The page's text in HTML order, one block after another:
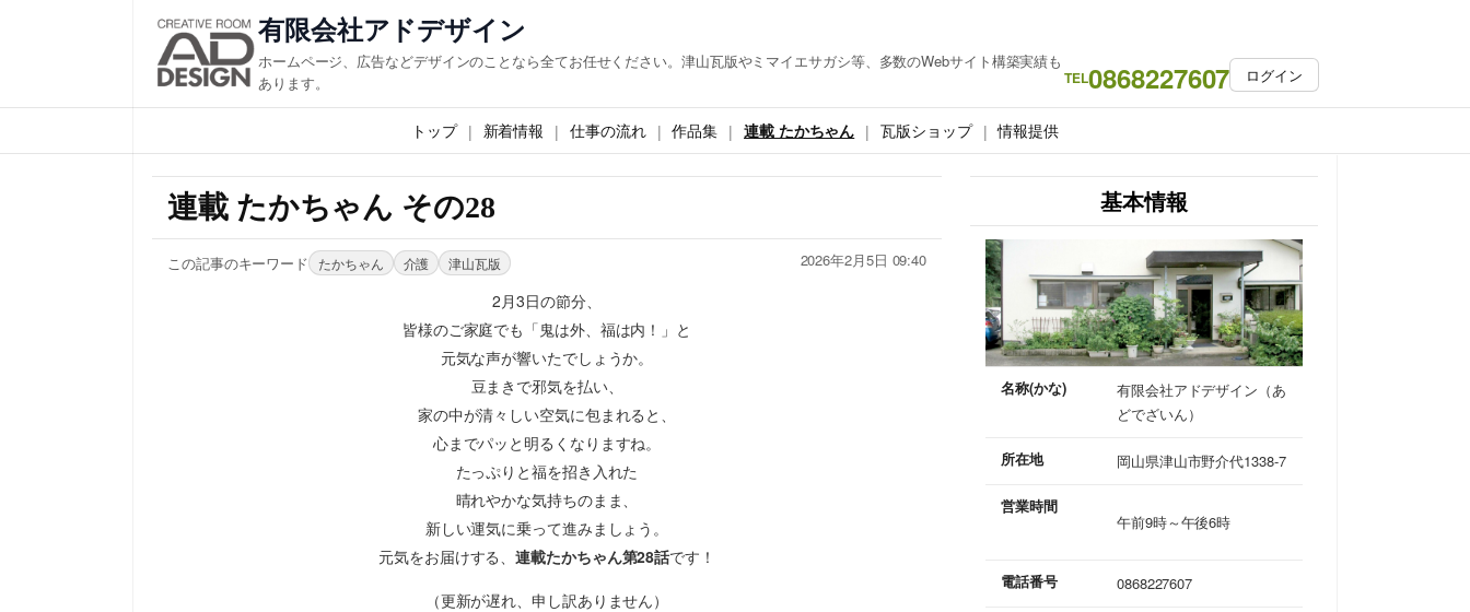
有限会社アドデザイン
ホームページ、広告などデザインのことなら全てお任せください。津山瓦版やミマイエサガシ等、多数のWebサイト構築実績も
あります。
TEL0868227607 ログイン
トップ 新着情報 仕事の流れ 作品集 連載 たかちゃん 瓦版ショップ 情報提供
連載 たかちゃん その28
この記事のキーワード たかちゃん 介護 津山瓦版 2026年2月5日 09:40
2月3日の節分、
皆様のご家庭でも「鬼は外、福は内！」と
元気な声が響いたでしょうか。
豆まきで邪気を払い、
家の中が清々しい空気に包まれると、
心までパッと明るくなりますね。
たっぷりと福を招き入れた
晴れやかな気持ちのまま、
新しい運気に乗って進みましょう。
元気をお届けする、連載たかちゃん第28話です！
（更新が遅れ、申し訳ありません）
基本情報
名称(かな)
有限会社アドデザイン（あ
どでざいん）
所在地 岡山県津山市野介代1338-7
営業時間
午前9時～午後6時
電話番号 0868227607